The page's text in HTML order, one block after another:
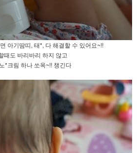
아기땀띠, 태*, 다 해결할 수 있어요~!!
때도 바리바리 하지 않고
*크림 하나 쏘옥~!! 챙긴다